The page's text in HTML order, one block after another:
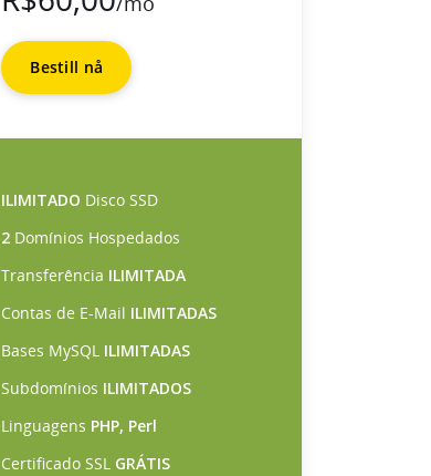
Bestill nå
ILIMITADO Disco SSD
2 Domínios Hospedados
Transferência ILIMITADA
Contas de E-Mail ILIMITADAS
Bases MySQL ILIMITADAS
Subdomínios ILIMITADOS
Linguagens PHP, Perl
Certificado SSL GRÁTIS